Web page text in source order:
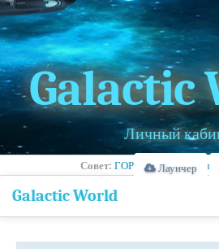
Galactic
Личный
Лаунчер
Совет: ГОРОД - Правила,
Galactic World